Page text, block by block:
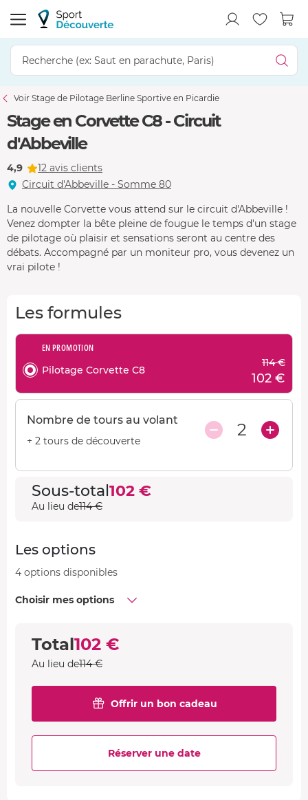
Voir Stage de Pilotage Berline Sportive en Picardie
Stage en Corvette C8 - Circuit
d'Abbeville
4,9
12 avis clients
Circuit d'Abbeville - Somme 80
La nouvelle Corvette vous attend sur le circuit d'Abbeville !
Venez dompter la bête pleine de fougue le temps d'un stage
de pilotage où plaisir et sensations seront au centre des
débats. Accompagné par un moniteur pro, vous devenez un
vrai pilote !
Les formules
EN PROMOTION
Pilotage Corvette C8
114 €
102 €
Nombre de tours au volant
+ 2 tours de découverte
2
Sous-total102 €
Au lieu de114 €
Les options
4 options disponibles
Choisir mes options
Total102 €
Au lieu de114 €
Offrir un bon cadeau
Réserver une date